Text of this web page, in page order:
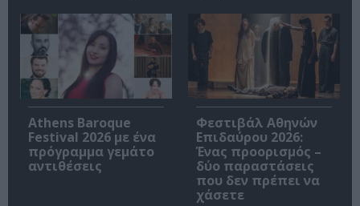
Athens Baroque
Festival 2026 με ένα
πρόγραμμα γεμάτο
αντιθέσεις
Φεστιβάλ Αθηνών
Επιδαύρου 2026:
Ένας προορισμός –
δύο παραστάσεις
που δεν πρέπει να
χάσετε